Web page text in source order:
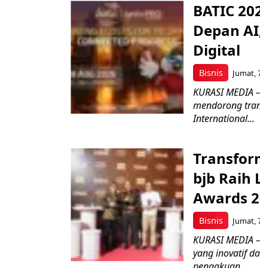
Bisnis
BATIC
Depan
Digital
Jumat,
KURASI
mendorong
International...
Bisnis
bjb Raih
Awards
Jumat,
KURASI
yang inovatif